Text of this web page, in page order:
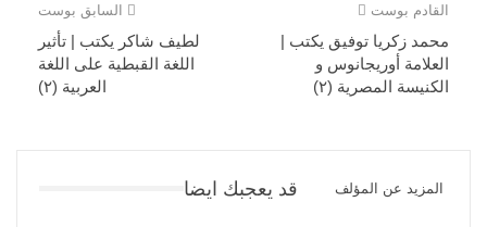
السابق بوست
لطيف شاكر يكتب | تأثير
اللغة القبطية على اللغة
العربية (٢)
القادم بوست
محمد زكريا توفيق يكتب |
العلامة أوريجانوس و
الكنيسة المصرية (٢)
قد يعجبك ايضا المزيد عن المؤلف